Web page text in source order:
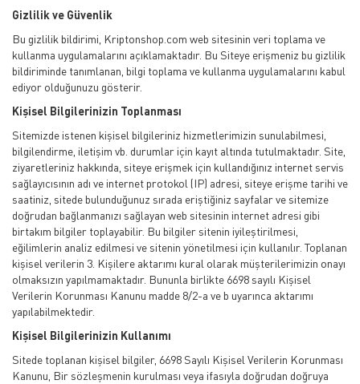
Gizlilik ve Güvenlik
Bu gizlilik bildirimi, Kriptonshop.com web sitesinin veri toplama ve
kullanma uygulamalarını açıklamaktadır. Bu Siteye erişmeniz bu gizlilik
bildiriminde tanımlanan, bilgi toplama ve kullanma uygulamalarını kabul
ediyor olduğunuzu gösterir.
Kişisel Bilgilerinizin Toplanması
Sitemizde istenen kişisel bilgileriniz hizmetlerimizin sunulabilmesi,
bilgilendirme, iletişim vb. durumlar için kayıt altında tutulmaktadır. Site,
ziyaretleriniz hakkında, siteye erişmek için kullandığınız internet servis
sağlayıcısının adı ve internet protokol (IP) adresi, siteye erişme tarihi ve
saatiniz, sitede bulunduğunuz sırada eriştiğiniz sayfalar ve sitemize
doğrudan bağlanmanızı sağlayan web sitesinin internet adresi gibi
birtakım bilgiler toplayabilir. Bu bilgiler sitenin iyileştirilmesi,
eğilimlerin analiz edilmesi ve sitenin yönetilmesi için kullanılır. Toplanan
kişisel verilerin 3. Kişilere aktarımı kural olarak müşterilerimizin onayı
olmaksızın yapılmamaktadır. Bununla birlikte 6698 sayılı Kişisel
Verilerin Korunması Kanunu madde 8/2-a ve b uyarınca aktarımı
yapılabilmektedir.
Kişisel Bilgilerinizin Kullanımı
Sitede toplanan kişisel bilgiler, 6698 Sayılı Kişisel Verilerin Korunması
Kanunu, Bir sözleşmenin kurulması veya ifasıyla doğrudan doğruya